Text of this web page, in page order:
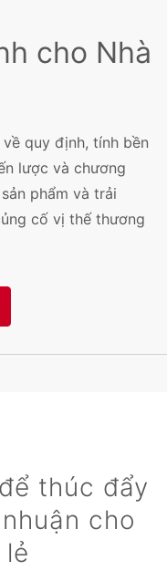
cho Nhà
quy định, tính bền
lược và chương
phẩm và trải
cố vị thế thương
thúc đẩy
cho
lẻ